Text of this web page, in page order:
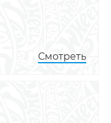
Смотреть